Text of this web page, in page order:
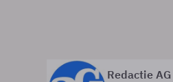
Redactie